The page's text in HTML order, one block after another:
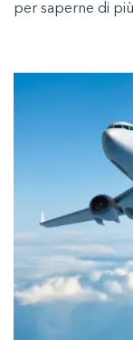
per saperne di